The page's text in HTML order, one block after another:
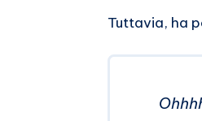
Tuttavia, ha